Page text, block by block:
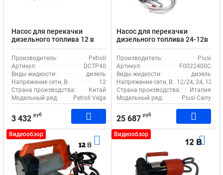
Насос для перекачки
дизельного топлива 12 в
Petroll Vega 40
Производитель:
Petroll
Артикул:
DCTP40
Виды жидкости:
дизель
Напряжение сети, В:
12
Страна производства:
Китай
Модельный ряд:
Petroll Vega
3 432 руб
Насос для перекачки
дизельного топлива 24-12в
Piusi Carry 3000 F0022400C
Производитель:
Piusi
Артикул:
F0022400C
Виды жидкости:
дизель
Напряжение сети, В: 12/24, 24, 12
Страна производства:
Италия
Модельный ряд:
Piusi Carry
25 687 руб
Видеообзор Видеообзор